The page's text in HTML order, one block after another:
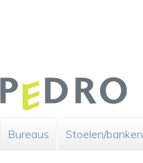
Bureaus Stoelen/banken